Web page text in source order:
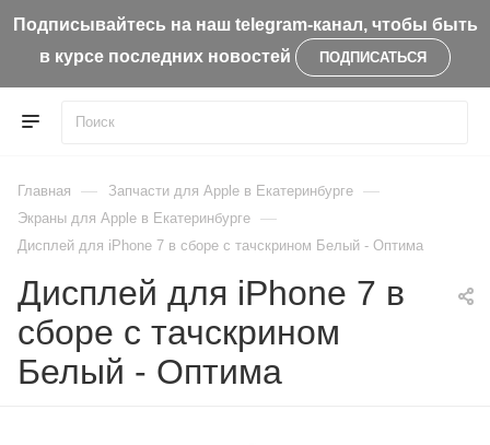
Подписывайтесь на наш telegram-канал, чтобы быть
в курсе последних новостей
ПОДПИСАТЬСЯ
Главная — Запчасти для Apple в Екатеринбурге —
Экраны для Apple в Екатеринбурге —
Дисплей для iPhone 7 в сборе с тачскрином Белый - Оптима
Дисплей для iPhone 7 в
сборе с тачскрином
Белый - Оптима